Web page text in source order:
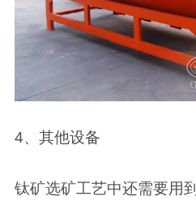
4、其他设备
钛矿选矿工艺中还需要用到